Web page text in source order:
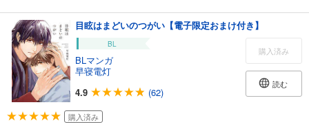
目眩はまどいのつがい【電子限定おまけ付き】
BL
BLマンガ
早寝電灯
4.9
(62)
購入済み
読む
購入済み